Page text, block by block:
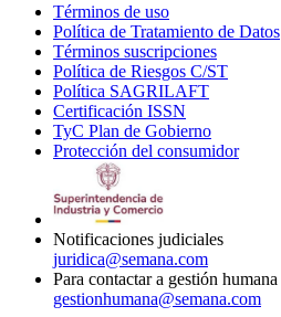
Términos de uso
in
new
window
Política de Tratamiento de Datos
Términos suscripciones
in
Política de Riesgos C/ST
Política SAGRILAFT
new
window
Certificación ISSN
in
new
TyC Plan de Gobierno
in
Protección del consumidorOpens
Notificaciones judiciales
juridica@semana.com
Para contactar a gestión humana
gestionhumana@semana.com